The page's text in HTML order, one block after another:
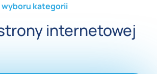
wyboru kategorii
internetowej